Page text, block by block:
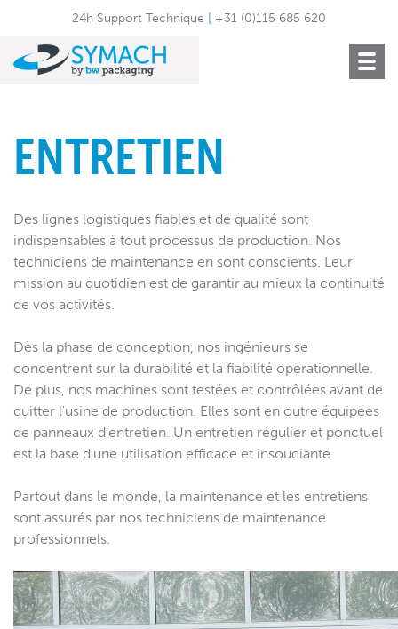
24h Support Technique +31 (0)115 685 620
Toggle
ENTRETIEN
Des lignes logistiques fiables et de qualité sont
indispensables à tout processus de production. Nos
techniciens de maintenance en sont conscients. Leur
mission au quotidien est de garantir au mieux la continuité
de vos activités.
Dès la phase de conception, nos ingénieurs se
concentrent sur la durabilité et la fiabilité opérationnelle.
De plus, nos machines sont testées et contrôlées avant de
quitter l'usine de production. Elles sont en outre équipées
de panneaux d'entretien. Un entretien régulier et ponctuel
est la base d'une utilisation efficace et insouciante.
Partout dans le monde, la maintenance et les entretiens
sont assurés par nos techniciens de maintenance
professionnels.